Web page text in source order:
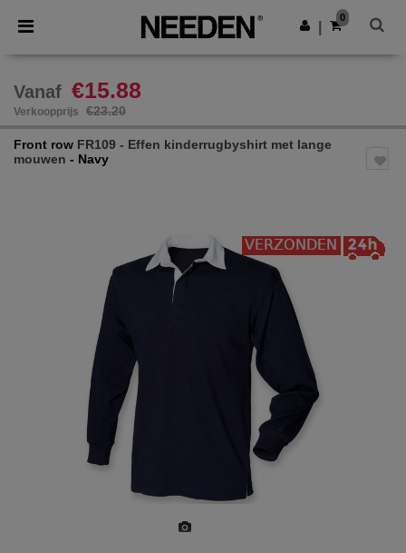
× Needen-app
Betere prijzen in de app!
Download app
0
Vanaf €15.88
Verkoopprijs €23.20
Front row FR109 - Effen kinderrugbyshirt met lange
mouwen - Navy